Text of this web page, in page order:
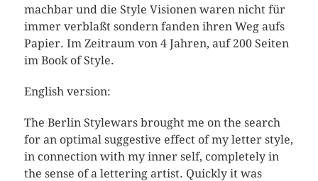
machbar und die Style Visionen waren nicht für
immer verblaßt sondern fanden ihren Weg aufs
Papier. Im Zeitraum von 4 Jahren, auf 200 Seiten
im Book of Style.
English version:
The Berlin Stylewars brought me on the search
for an optimal suggestive effect of my letter style,
in connection with my inner self, completely in
the sense of a lettering artist. Quickly it was